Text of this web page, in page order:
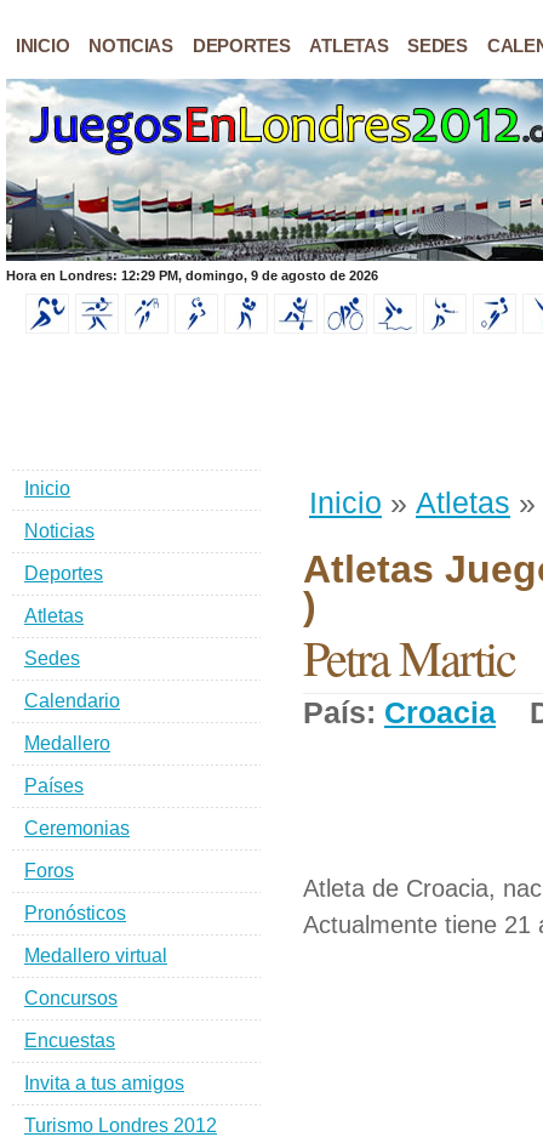
INICIO NOTICIAS DEPORTES ATLETAS SEDES
Hora en Londres: 12:29 PM, domingo, 9 de agosto de 2026
Inicio » Atletas »
Atletas
)
Petra Martic
País: Croacia
Atleta de Croacia,
Actualmente tiene 21
Inicio
Noticias
Deportes
Atletas
Sedes
Calendario
Medallero
Países
Ceremonias
Foros
Pronósticos
Medallero virtual
Concursos
Encuestas
Invita a tus amigos
Turismo Londres 2012